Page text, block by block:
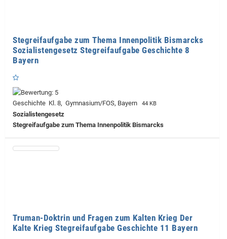
Stegreifaufgabe zum Thema Innenpolitik Bismarcks
Sozialistengesetz Stegreifaufgabe Geschichte 8
Bayern
Geschichte Kl. 8, Gymnasium/FOS, Bayern 44 KB
Sozialistengesetz
Stegreifaufgabe zum Thema Innenpolitik Bismarcks
Truman-Doktrin und Fragen zum Kalten Krieg Der
Kalte Krieg Stegreifaufgabe Geschichte 11 Bayern